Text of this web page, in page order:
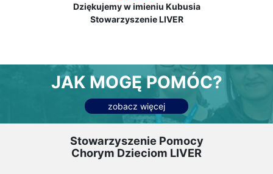
Dziękujemy w imieniu Kubusia
Stowarzyszenie LIVER
JAK MOGĘ POMÓC?
zobacz więcej
Stowarzyszenie Pomocy
Chorym Dzieciom LIVER